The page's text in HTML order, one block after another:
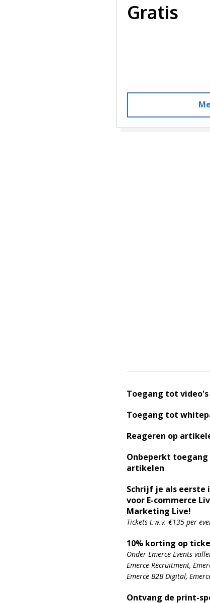
Gratis
Toegang tot video's
Toegang tot
Reageren op
Onbeperkt
artikelen
Schrijf je als
voor E-commerce
Marketing Live!
Tickets t.w.v. €135 per
10% korting op
Onder Emerce Events
Emerce Recruitment,
Emerce B2B Digital,
Ontvang de print-